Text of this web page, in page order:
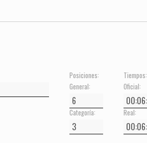
Posiciones:
General:
Categoría:
Tiempos:
Oficial:
Real: